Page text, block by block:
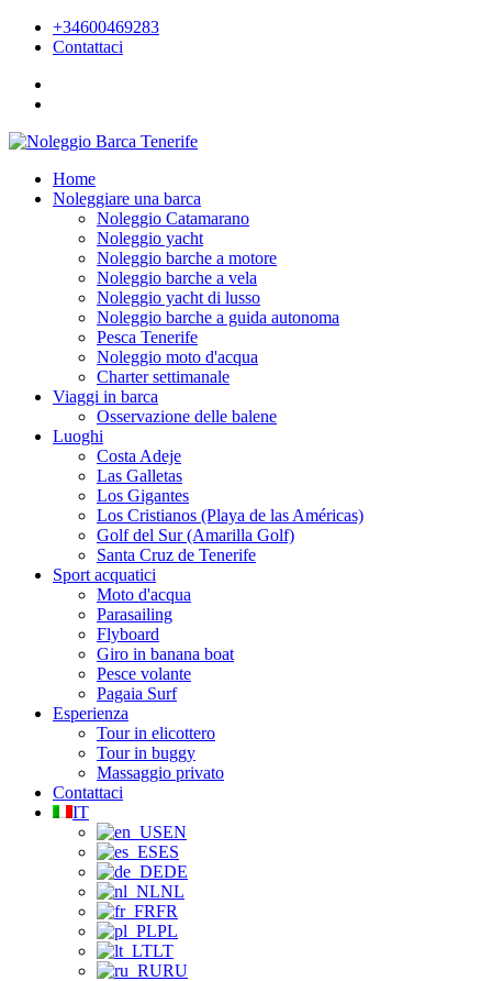
+34600469283
Contattaci
Home
Noleggiare una barca
Noleggio Catamarano
Noleggio yacht
Noleggio barche a motore
Noleggio barche a vela
Noleggio yacht di lusso
Noleggio barche a guida autonoma
Pesca Tenerife
Noleggio moto d'acqua
Charter settimanale
Viaggi in barca
Osservazione delle balene
Luoghi
Costa Adeje
Las Galletas
Los Gigantes
Los Cristianos (Playa de las Américas)
Golf del Sur (Amarilla Golf)
Santa Cruz de Tenerife
Sport acquatici
Moto d'acqua
Parasailing
Flyboard
Giro in banana boat
Pesce volante
Pagaia Surf
Esperienza
Tour in elicottero
Tour in buggy
Massaggio privato
Contattaci
IT
EN
ES
DE
NL
FR
PL
LT
RU